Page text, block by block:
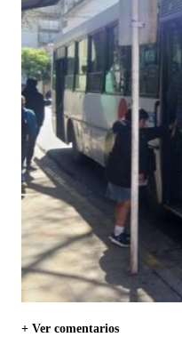
+ Ver comentarios